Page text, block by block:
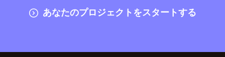
あなたのプロジェクトをスタートする